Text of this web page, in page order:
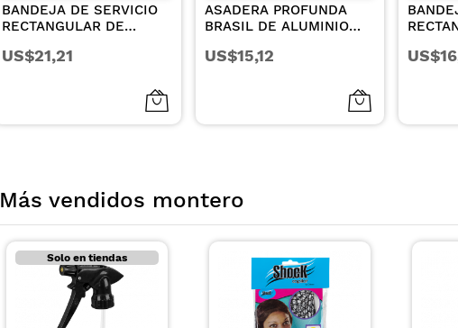
Más vendidos montero
BANDEJA DE SERVICIO
RECTANGULAR DE
40X27 CM
US$21,21
ASADERA PROFUNDA
BRASIL DE ALUMINIO
INTERNO Y EXTERNO DE
STARFLON MAX GRAFITO
US$15,12
49X33